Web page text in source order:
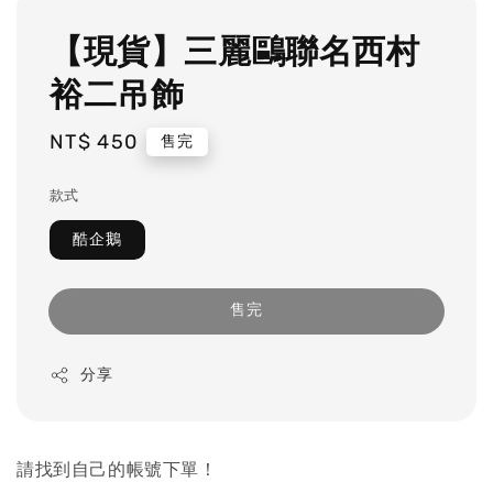
【現貨】三麗鷗聯名西村
裕二吊飾
Regular
NT$ 450 售完
款式
酷企鵝
售完
分享
請找到自己的帳號下單！